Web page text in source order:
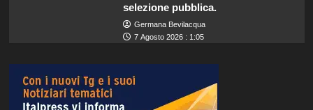
selezione pubblica.
Germana Bevilacqua
7 Agosto 2026 : 1:05